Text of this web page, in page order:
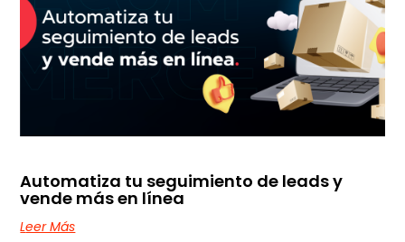
Automatiza tu seguimiento de leads y
vende más en línea
Leer Más